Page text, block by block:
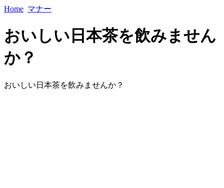
Home マナー
おいしい日本茶を飲みません
か？
おいしい日本茶を飲みませんか？